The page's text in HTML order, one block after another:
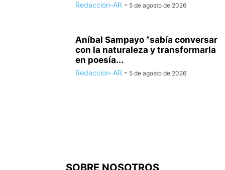
Redaccion-AR - 5 de agosto de 2026
Aníbal Sampayo “sabía conversar
con la naturaleza y transformarla
en poesía...
Redaccion-AR - 5 de agosto de 2026